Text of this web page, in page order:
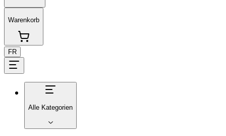
Warenkorb
FR
Alle Kategorien